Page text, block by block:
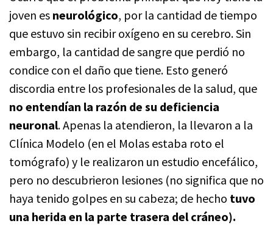
joven es neurológico, por la cantidad de tiempo
que estuvo sin recibir oxígeno en su cerebro. Sin
embargo, la cantidad de sangre que perdió no
condice con el daño que tiene. Esto generó
discordia entre los profesionales de la salud, que
no entendían la razón de su deficiencia
neuronal. Apenas la atendieron, la llevaron a la
Clínica Modelo (en el Molas estaba roto el
tomógrafo) y le realizaron un estudio encefálico,
pero no descubrieron lesiones (no significa que no
haya tenido golpes en su cabeza; de hecho tuvo
una herida en la parte trasera del cráneo).